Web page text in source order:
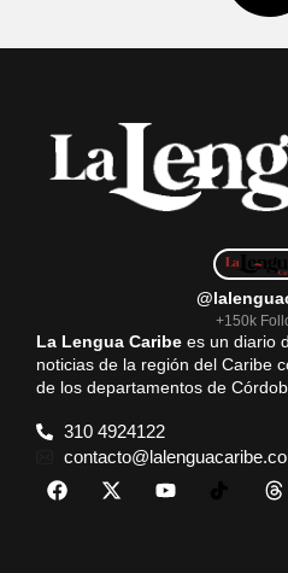
+150k
La Lengua Caribe es un diario
noticias de la región del Caribe
de los departamentos de
310 4924122
contacto@lalenguacaribe.co